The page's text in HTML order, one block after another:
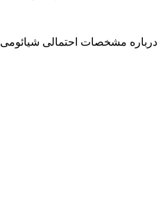
درباره مشخصات احتمالی شیائومی ۱۴ پرو و عرضه نسخه خاصی از این گوشی با فریم تیتانیومی و قابلیت ارتباط ماهواره‌ای چه فکر می‌کنید؟ نظرات خود را با ما در میان بگذارید.